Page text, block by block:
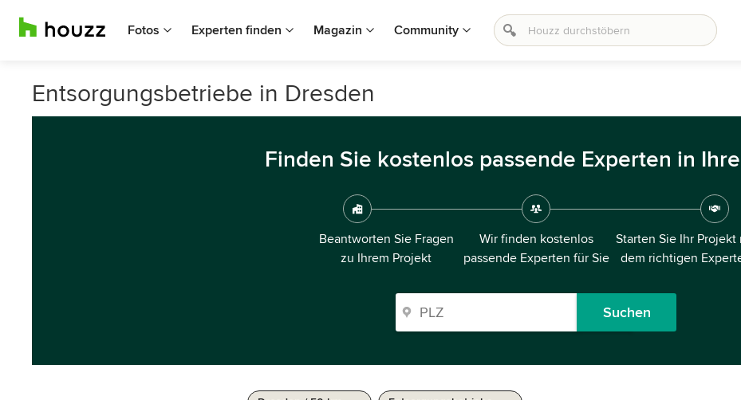
Fotos Experten finden Magazin Community
Entsorgungsbetriebe in Dresden
Finden Sie kostenlos passende Experten in
Beantworten Sie Fragen
zu Ihrem Projekt
Wir finden kostenlos
passende Experten für Sie
Starten Sie Ihr Projekt
dem richtigen
Suchen